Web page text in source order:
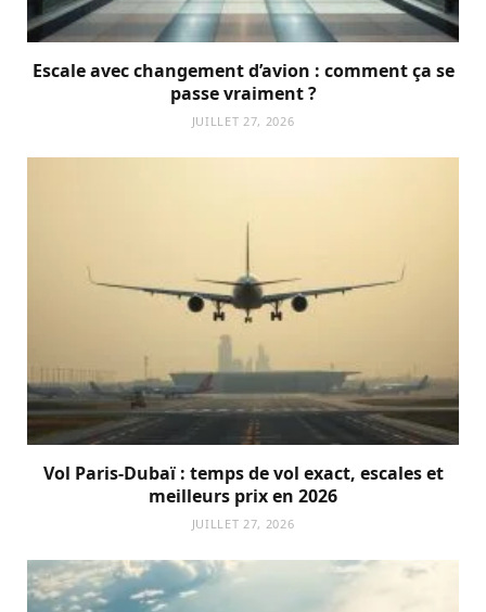
Escale avec changement d’avion : comment ça se
passe vraiment ?
JUILLET 27, 2026
Vol Paris-Dubaï : temps de vol exact, escales et
meilleurs prix en 2026
JUILLET 27, 2026